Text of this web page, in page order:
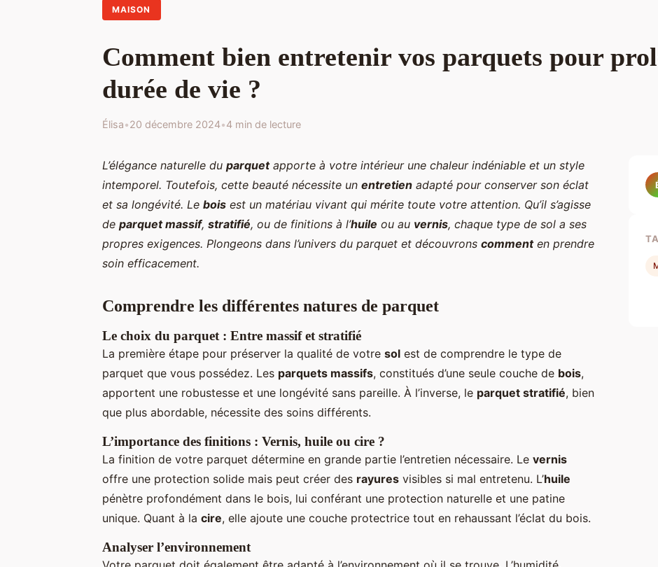
MAISON
Comment bien entretenir vos parquets pour
durée de vie ?
Élisa•20 décembre 2024•4 min de lecture
L’élégance naturelle du parquetapporte à votre intérieur une chaleur indéniable et un style
intemporel. Toutefois, cette beauté nécessite un entretien adapté pour conserver son éclat
et sa longévité. Le bois est un matériau vivant qui mérite toute votre attention. Qu’il s’agisse
de parquet massif, stratifié, ou de finitions à l’huile ou au vernis, chaque type de sol a ses
propres exigences. Plongeons dans l’univers du parquet et découvrons commenten prendre
soin efficacement.
Comprendre les différentes natures de parquet
Le choix du parquet : Entre massif et stratifié
La première étape pour préserver la qualité de votre sol est de comprendre le type de
parquet que vous possédez. Les parquets massifs, constitués d’une seule couche de bois,
apportent une robustesse et une longévité sans pareille. À l’inverse, le parquet stratifié, bien
que plus abordable, nécessite des soins différents.
L’importance des finitions : Vernis, huile ou cire ?
La finition de votre parquet détermine en grande partie l’entretien nécessaire. Le vernis
offre une protection solide mais peut créer des rayures visibles si mal entretenu. L’huile
pénètre profondément dans le bois, lui conférant une protection naturelle et une patine
unique. Quant à la cire, elle ajoute une couche protectrice tout en rehaussant l’éclat du bois.
Analyser l’environnement